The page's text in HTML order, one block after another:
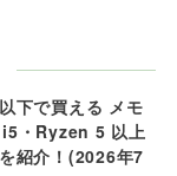
下で買える メモ
・Ryzen 5 以上
紹介！(2026年7